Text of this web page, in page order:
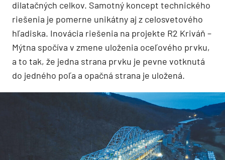
dilatačných celkov. Samotný koncept technického
riešenia je pomerne unikátny aj z celosvetového
hľadiska. Inovácia riešenia na projekte R2 Kriváň –
Mýtna spočíva v zmene uloženia oceľového prvku,
a to tak, že jedna strana prvku je pevne votknutá
do jedného poľa a opačná strana je uložená.